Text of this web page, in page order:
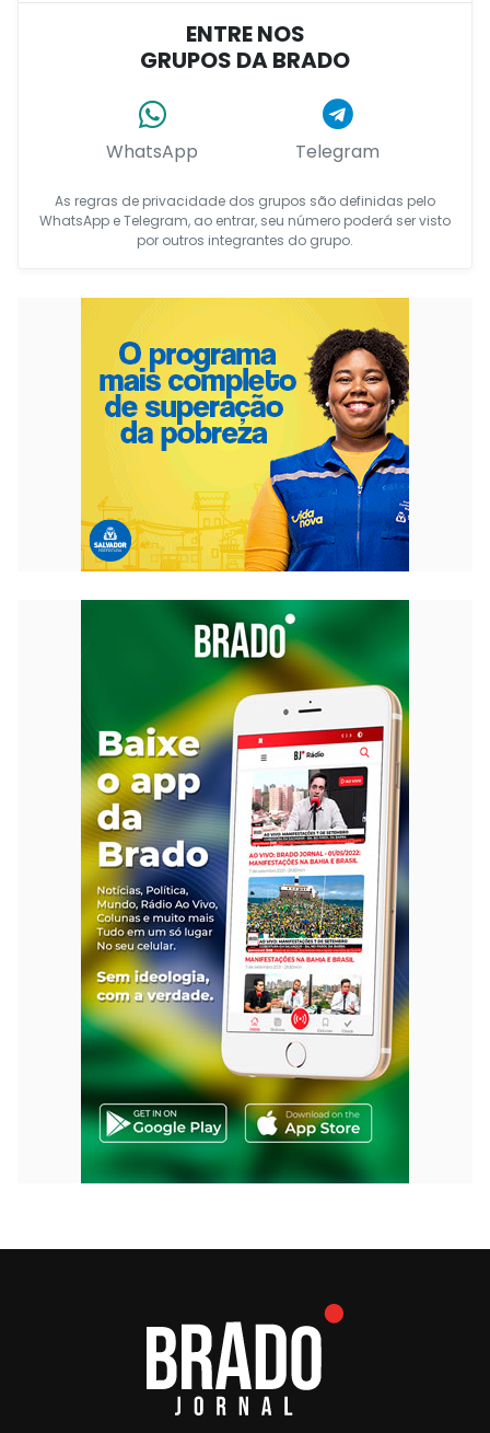
ENTRE NOS
GRUPOS DA BRADO
WhatsApp Telegram
As regras de privacidade dos grupos são definidas pelo
WhatsApp e Telegram, ao entrar, seu número poderá ser visto
por outros integrantes do grupo.